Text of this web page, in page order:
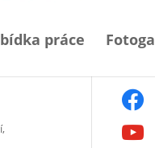
práce
, youtube